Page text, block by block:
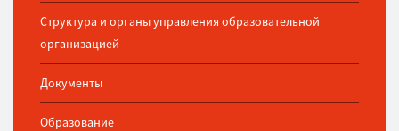
Структура и органы управления образовательной
организацией
Документы
Образование